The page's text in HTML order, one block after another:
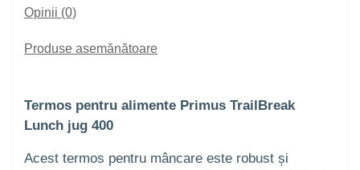
Opinii (0)
Produse asemănătoare
Termos pentru alimente Primus TrailBreak
Lunch jug 400
Acest termos pentru mâncare este robust și